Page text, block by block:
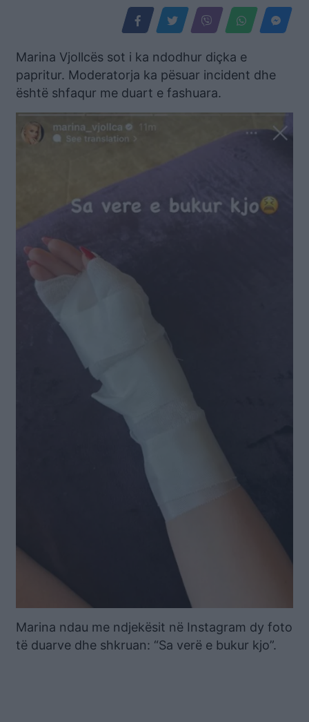
Marina Vjollcës sot i ka ndodhur diçka e
papritur. Moderatorja ka pësuar incident dhe
është shfaqur me duart e fashuara.
Marina ndau me ndjekësit në Instagram dy foto
të duarve dhe shkruan: “Sa verë e bukur kjo”.